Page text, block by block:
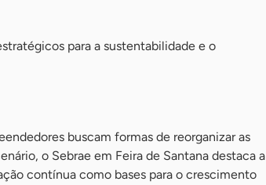
para a sustentabilidade e o
buscam formas de reorganizar as
o Sebrae em Feira de Santana destaca a
contínua como bases para o crescimento